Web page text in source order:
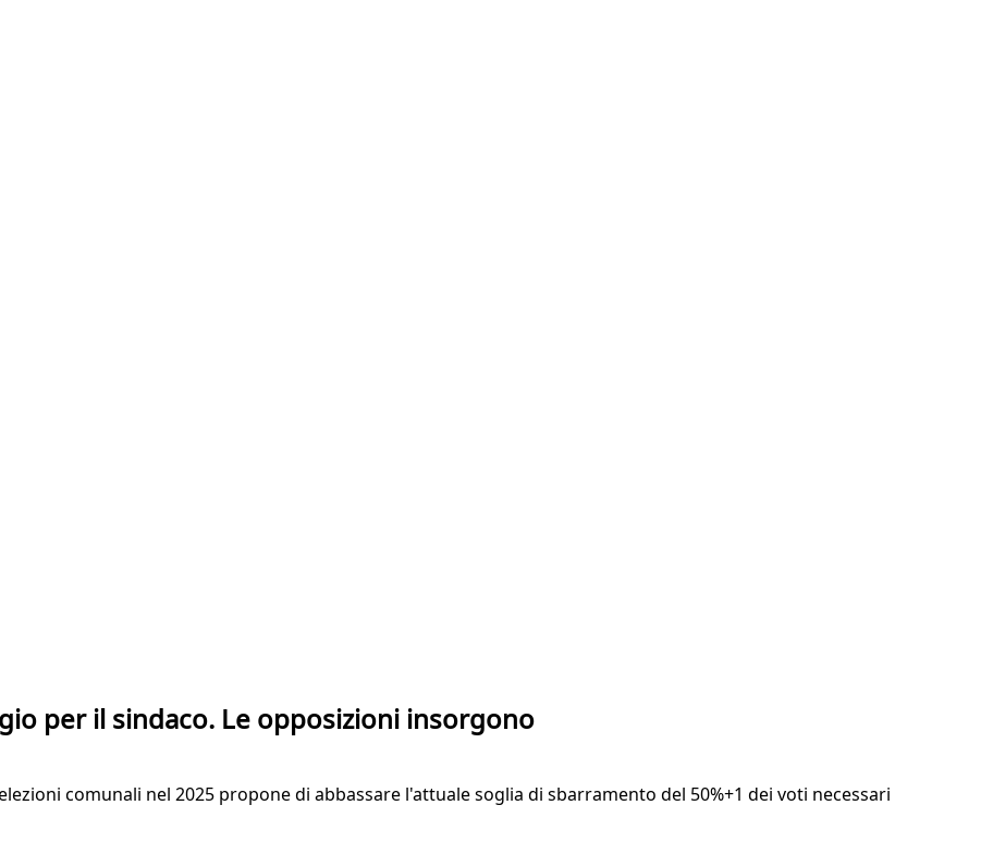
per il sindaco. Le opposizioni insorgono
comunali nel 2025 propone di abbassare l'attuale soglia di sbarramento del 50%+1 dei voti necessari